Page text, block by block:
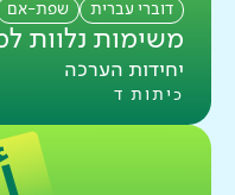
דוברי עברית שפת-אם
משימות נלוות
יחידות הערכה
כיתות ד